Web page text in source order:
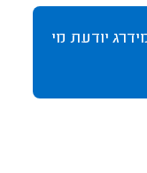
יודעת מי